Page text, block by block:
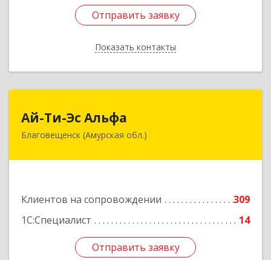
Отправить заявку
Показать контакты
Отправить заявку
Назад
Ай-Ти-Эс Альфа
Благовещенск (Амурская обл.)
Клиентов на сопровождении
309
1С:Специалист
14
Отправить заявку
675000, Амурская обл, Благовещенск г, Зейская
Отправить заявку